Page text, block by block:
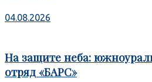
04.08.2026
На защите неба:
отряд «БАРС»